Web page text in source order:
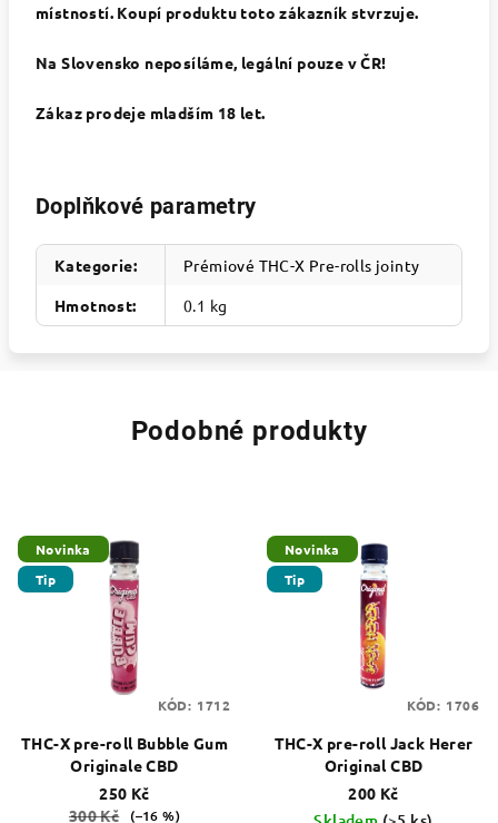
místností. Koupí produktu toto zákazník stvrzuje.
Na Slovensko neposíláme, legální pouze v ČR!
Zákaz prodeje mladším 18 let.
Doplňkové parametry
Kategorie:
Prémiové THC-X Pre-rolls jointy
Hmotnost: 0.1 kg
Podobné produkty
Novinka
Tip
THC-X pre-roll Bubble Gum
Originale CBD
250 Kč
300 Kč
(–16 %)
KÓD: 1712
Novinka
Tip
THC-X pre-roll Jack Herer
Original CBD
200 Kč
KÓD: 1706